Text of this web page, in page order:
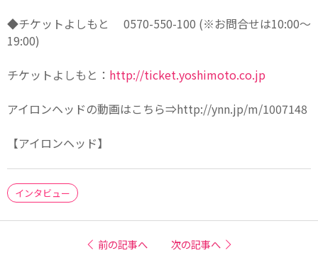
◆チケットよしもと 0570-550-100 (※お問合せは10:00～
19:00)
チケットよしもと： http://ticket.yoshimoto.co.jp
アイロンヘッドの動画はこちら⇒http://ynn.jp/m/1007148
【アイロンヘッド】
インタビュー
前の記事へ 次の記事へ